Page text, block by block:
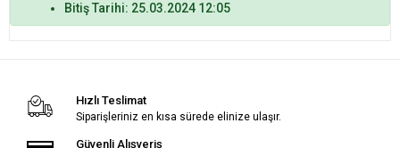
Bitiş Tarihi: 25.03.2024 12:05
Hızlı Teslimat
Siparişleriniz en kısa sürede elinize ulaşır.
Güvenli Alışveriş